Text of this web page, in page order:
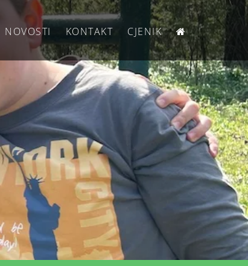
NOVOSTI KONTAKT CJENIK